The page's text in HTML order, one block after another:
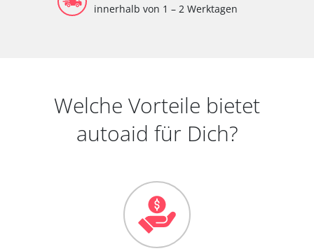
innerhalb von 1 – 2 Werktagen
Welche Vorteile bietet
autoaid für Dich?